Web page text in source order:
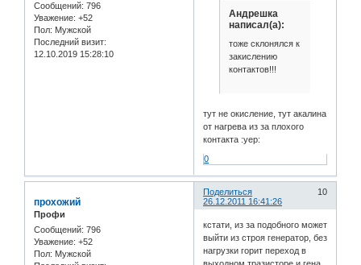
Сообщений: 796
Уважение: +52
Пол: Мужской
Последний визит:
12.10.2019 15:28:10
Андрешка
написал(а):
тоже склонялся к
закислению
контактов!!!
тут не окисление, тут акалина
от нагрева из за плохого
контакта :yep:
0
Поделиться
10
26.12.2011 16:41:26
прохожий
Профи
Сообщений: 796
Уважение: +52
Пол: Мужской
кстати, из за подобного может
выйти из строя генератор, без
нагрузки горит переход в